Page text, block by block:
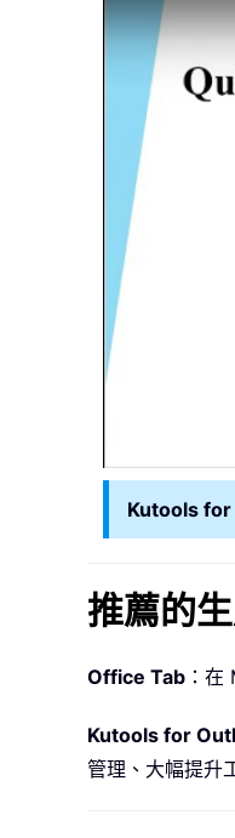
Kutools for
推薦的
Office Tab ：
Kutools for
管理、大幅提升